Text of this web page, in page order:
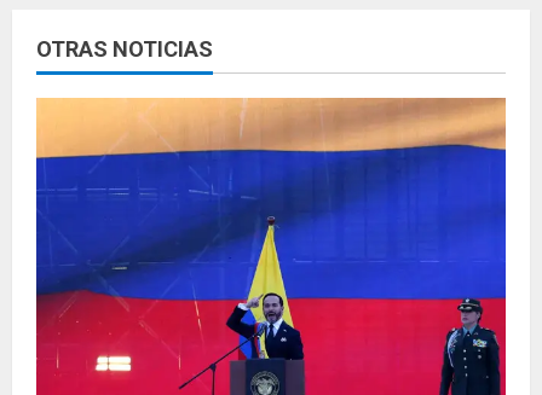
e
n
d
o
OTRAS NOTICIAS